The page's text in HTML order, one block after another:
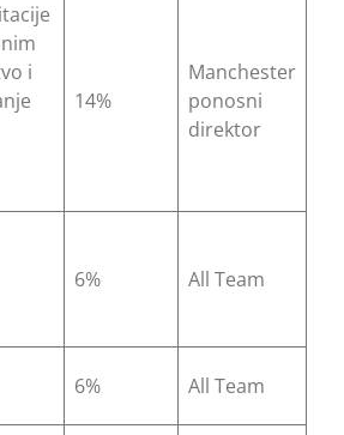
i
14%
Manchester
ponosni
direktor
6% All Team
6% All Team